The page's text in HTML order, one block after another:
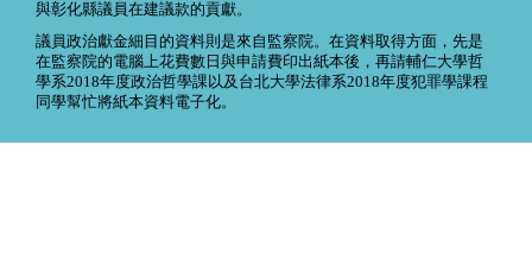
與彰化縣議員在建議款的貢獻。
議員政治獻金細目的資料則是來自監察院。在資料取得方面，先是
在監察院的電腦上花費數日與申請費印出紙本後，再請輔仁大學哲
學系2018年度政治哲學課以及台北大學法律系2018年度犯罪學課程
同學幫忙將紙本資料電子化。